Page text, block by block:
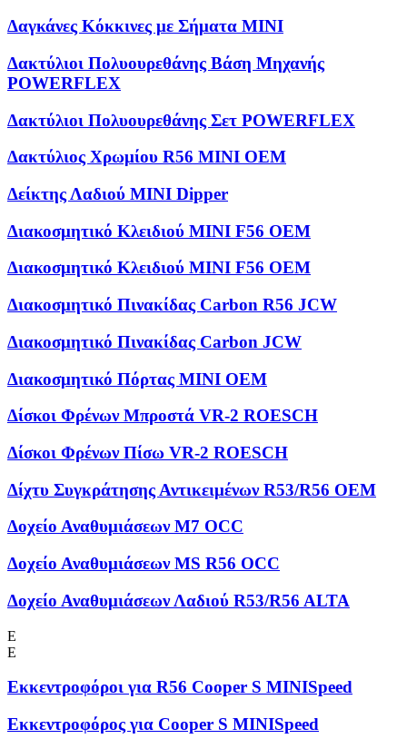
Δαγκάνες Κόκκινες με Σήματα MINI
Δακτύλιοι Πολυουρεθάνης Βάση Μηχανής
POWERFLEX
Δακτύλιοι Πολυουρεθάνης Σετ POWERFLEX
Δακτύλιος Χρωμίου R56 MINI OEM
Δείκτης Λαδιού MINI Dipper
Διακοσμητικό Κλειδιού MINI F56 OEM
Διακοσμητικό Κλειδιού MINI F56 OEM
Διακοσμητικό Πινακίδας Carbon R56 JCW
Διακοσμητικό Πινακίδας Carbon JCW
Διακοσμητικό Πόρτας MINI OEM
Δίσκοι Φρένων Μπροστά VR-2 ROESCH
Δίσκοι Φρένων Πίσω VR-2 ROESCH
Δίχτυ Συγκράτησης Αντικειμένων R53/R56 OEM
Δοχείο Αναθυμιάσεων M7 OCC
Δοχείο Αναθυμιάσεων MS R56 OCC
Δοχείο Αναθυμιάσεων Λαδιού R53/R56 ALTA
Ε
Ε
Εκκεντροφόροι για R56 Cooper S MINISpeed
Εκκεντροφόρος για Cooper S MINISpeed